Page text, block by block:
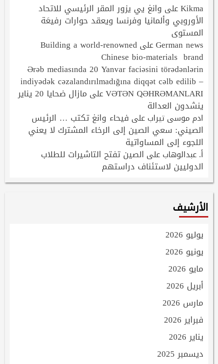
Kikmaعلى وانغ يي يزور المقر الرئيسي للاتحاد
الأوروبي وألمانيا وفرنسا ويعقد حوارات رفيعَة
المستوى
German newsعلى Building a world-renowned
Chinese bio-materials brand
Ərəb mediasında 20 Yanvar faciəsini törədənlərin
indiyədək cəzalandırılmadığına diqqət cəlb edilib –
VƏTƏN QƏHRƏMANLARIعلى مازال ضحايا 20 يناير
ينشدون العدالة
ادم موسى تيرابعلى فيحاء وانغ تكتب … الرئيس
الصيني: سعي الصين إلى الرخاء المشترك لا يعني
اللجوء إلى المساواتية
أ. عبدالوهابعلى الصين تفتح التاشيرات للطلاب
الدوليين لاستئناف دراستهم
الأرشيف
يوليو 2026
يونيو 2026
مايو 2026
أبريل 2026
مارس 2026
فبراير 2026
يناير 2026
ديسمبر 2025